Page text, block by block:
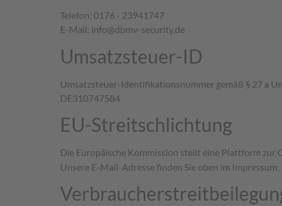
Telefon: 0176 - 23941747
E-Mail: info@dbmv-security.de
Umsatzsteuer-ID
Umsatzsteuer-Identifikationsnummer gemäß § 27 a
DE310747584
EU-Streitschlichtung
Die Europäische Kommission stellt eine Plattform zur
Unsere E-Mail-Adresse finden Sie oben im Impressum.